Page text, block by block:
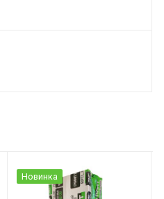
Новинка